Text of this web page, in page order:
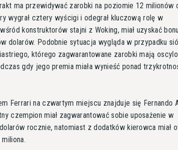
ma przewidywać zarobki na poziomie 12 milionów
wygrał cztery wyścigi i odegrał kluczową rolę w
konstruktorów stajni z Woking, miał uzyskać
dolarów. Podobnie sytuacja wygląda w przypadku
którego zagwarantowane zarobki mają
gdy jego premia miała wynieść ponad
Ferrari na czwartym miejscu znajduje się Fernando
czempion miał zagwarantować sobie uposażenie w
rocznie, natomiast z dodatków kierowca miał